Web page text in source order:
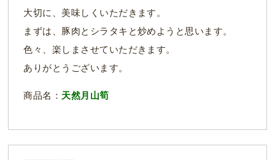
大切に、美味しくいただきます。
まずは、豚肉とシラタキと炒めようと思います。
色々、楽しまさせていただきます。
ありがとうございます。
商品名： 天然月山筍